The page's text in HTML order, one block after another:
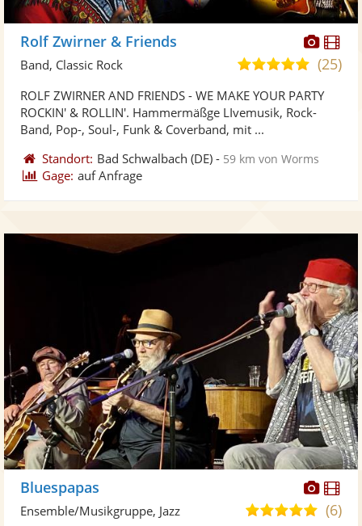
Fotos
Rolf Zwirner & Friends
5,0
5
(25)
Band, Classic Rock
ROLF ZWIRNER AND FRIENDS - WE MAKE YOUR PARTY
ROCKIN' & ROLLIN'. Hammermäßge LIvemusik, Rock-
Band, Pop-, Soul-, Funk & Coverband, mit ...
Standort: Bad Schwalbach (DE) - 59 km von Worms
Gage: auf Anfrage
Bluespapas
5,0(6)
Ensemble/Musikgruppe, Jazz